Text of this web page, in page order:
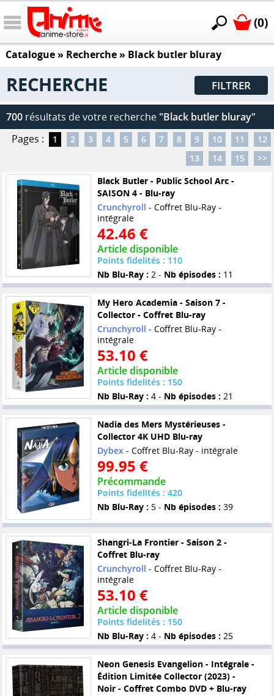
(0)
Catalogue» Recherche » Black butler bluray
RECHERCHE FILTRER
700 résultats de votre recherche "Black butler bluray"
Pages :
1 2 3 4 5 6 7 8 9 10 11
12
13
14 15
>>
Black Butler - Public School Arc -
SAISON 4 - Blu-ray
Crunchyroll - Coffret Blu-Ray -
intégrale
42.46 €
Article disponible
Points fidelités : 110
Nb Blu-Ray : 2 - Nb épisodes : 11
My Hero Academia - Saison 7 -
Collector - Coffret Blu-ray
Crunchyroll - Coffret Blu-Ray -
intégrale
53.10 €
Article disponible
Points fidelités : 150
Nb Blu-Ray : 4 - Nb épisodes : 21
Nadia des Mers Mystérieuses -
Collector 4K UHD Blu-ray
Dybex- Coffret Blu-Ray - intégrale
99.95 €
Précommande
Points fidelités : 420
Nb Blu-Ray : 5 - Nb épisodes : 39
Shangri-La Frontier - Saison 2 -
Coffret Blu-ray
Crunchyroll - Coffret Blu-Ray -
intégrale
53.10 €
Article disponible
Points fidelités : 150
Nb Blu-Ray : 4 - Nb épisodes : 25
Neon Genesis Evangelion - Intégrale -
Édition Limitée Collector (2023) -
Noir - Coffret Combo DVD + Blu-ray